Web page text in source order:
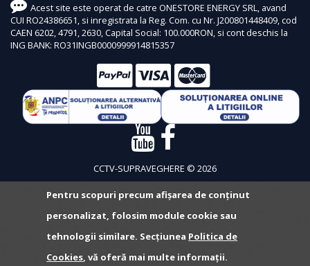
Acest site este operat de catre ONESTORE ENERGY SRL, avand
CUI RO24386651, si inregistrata la Reg. Com. cu Nr. J200801448409, cod
CAEN 6202, 4791, 2630, Capital Social: 100.000RON, si cont deschis la
ING BANK: RO31INGB0000999914815357
CCTV-SUPRAVEGHERE © 2026
Pentru scopuri precum afișarea de conținut
personalizat, folosim module cookie sau
tehnologii similare. Secțiunea Politica de
Cookies, vă oferă mai multe informații.